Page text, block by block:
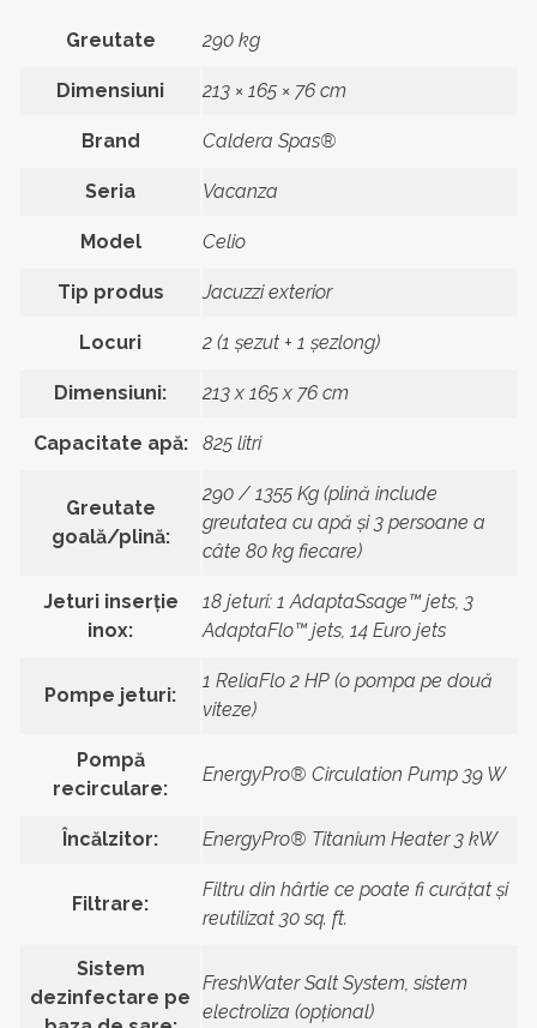
Greutate 290 kg
Dimensiuni 213 × 165 × 76 cm
Brand Caldera Spas®
Seria Vacanza
Model Celio
Tip produs Jacuzzi exterior
Locuri 2 (1 șezut + 1 șezlong)
Dimensiuni: 213 x 165 x 76 cm
Capacitate apă: 825 litri
Greutate
goală/plină:
290 / 1355 Kg (plină include
greutatea cu apă și 3 persoane a
câte 80 kg fiecare)
Jeturi inserție
inox:
18 jeturi: 1 AdaptaSsage™ jets, 3
AdaptaFlo™ jets, 14 Euro jets
Pompe jeturi:
1 ReliaFlo 2 HP (o pompa pe două
viteze)
Pompă
recirculare:
EnergyPro® Circulation Pump 39 W
Încălzitor: EnergyPro® Titanium Heater 3 kW
Filtrare:
Filtru din hârtie ce poate fi curățat și
reutilizat 30 sq. ft.
Sistem
dezinfectare pe
FreshWater Salt System, sistem
electroliza (opţional)